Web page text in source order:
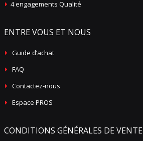
4 engagements Qualité
ENTRE VOUS ET NOUS
Guide d’achat
FAQ
Contactez-nous
Espace PROS
CONDITIONS GÉNÉRALES DE VENTE